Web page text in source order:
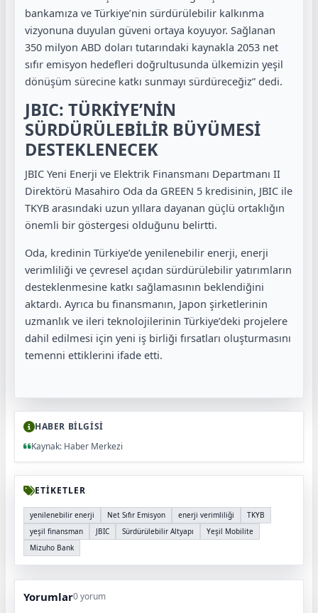
bankamıza ve Türkiye’nin sürdürülebilir kalkınma
vizyonuna duyulan güveni ortaya koyuyor. Sağlanan
350 milyon ABD doları tutarındaki kaynakla 2053 net
sıfır emisyon hedefleri doğrultusunda ülkemizin yeşil
dönüşüm sürecine katkı sunmayı sürdüreceğiz” dedi.
JBIC: TÜRKİYE’NİN
SÜRDÜRÜLEBİLİR BÜYÜMESİ
DESTEKLENECEK
JBIC Yeni Enerji ve Elektrik Finansmanı Departmanı II
Direktörü Masahiro Oda da GREEN 5 kredisinin, JBIC ile
TKYB arasındaki uzun yıllara dayanan güçlü ortaklığın
önemli bir göstergesi olduğunu belirtti.
Oda, kredinin Türkiye’de yenilenebilir enerji, enerji
verimliliği ve çevresel açıdan sürdürülebilir yatırımların
desteklenmesine katkı sağlamasının beklendiğini
aktardı. Ayrıca bu finansmanın, Japon şirketlerinin
uzmanlık ve ileri teknolojilerinin Türkiye’deki projelere
dahil edilmesi için yeni iş birliği fırsatları oluşturmasını
temenni ettiklerini ifade etti.
HABER BİLGİSİ
Kaynak: Haber Merkezi
ETİKETLER
yenilenebilir enerji Net Sıfır Emisyon enerji verimliliği
TKYB
yeşil finansman
JBIC Sürdürülebilir Altyapı
Yeşil Mobilite
Mizuho Bank
Yorumlar0 yorum